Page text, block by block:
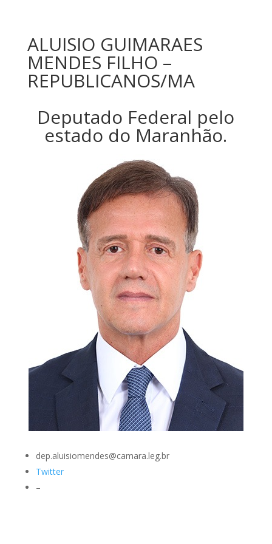
ALUISIO GUIMARAES
MENDES FILHO –
REPUBLICANOS/MA
Deputado Federal pelo
estado do Maranhão.
dep.aluisiomendes@camara.leg.br
Twitter
–